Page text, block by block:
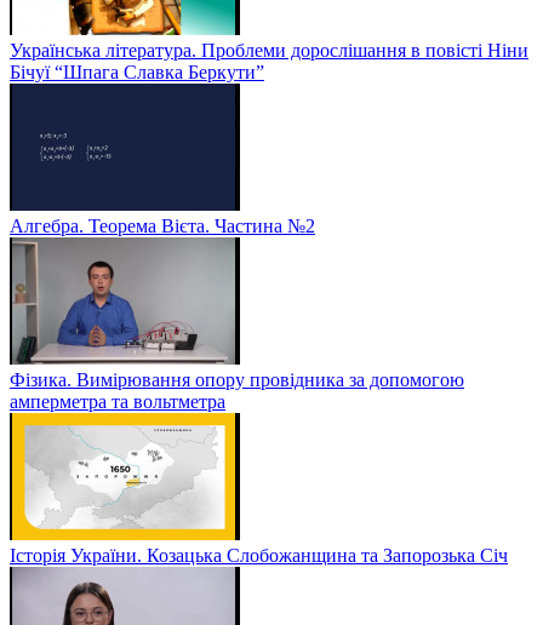
Українська література. Проблеми дорослішання в повісті Ніни
Бічуї “Шпага Славка Беркути”
Алгебра. Теорема Вієта. Частина №2
Фізика. Вимірювання опору провідника за допомогою
амперметра та вольтметра
Історія України. Козацька Слобожанщина та Запорозька Січ